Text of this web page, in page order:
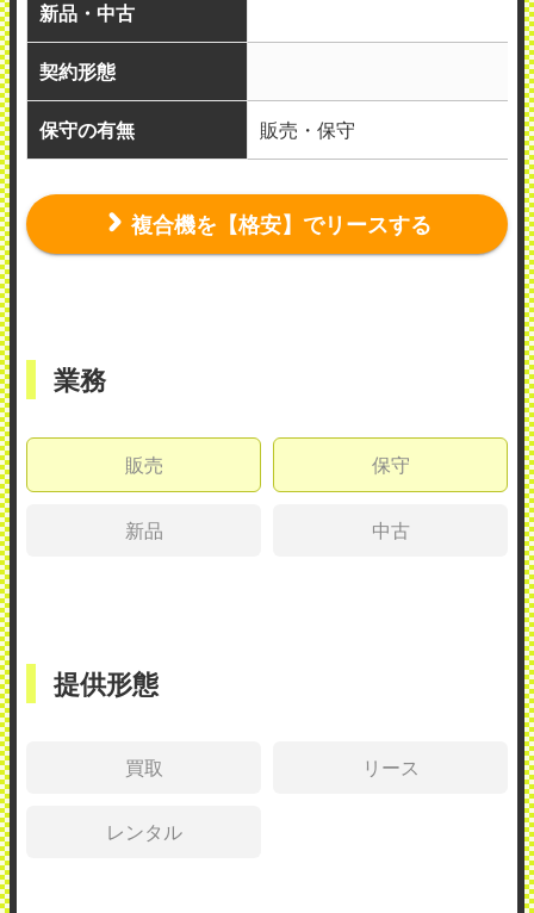
ます。
新品・中古
契約形態
保守の有無 販売・保守
複合機を【格安】でリースする
業務
販売 保守
新品 中古
提供形態
買取 リース
レンタル